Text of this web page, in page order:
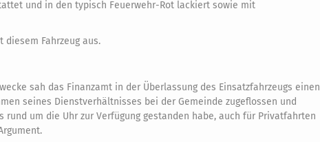
und in den typisch Feuerwehr-Rot lackiert sowie mit
Fahrzeug aus.
sah das Finanzamt in der Überlassung des Einsatzfahrzeugs einen
seines Dienstverhältnisses bei der Gemeinde zugeflossen und
um die Uhr zur Verfügung gestanden habe, auch für Privatfahrten